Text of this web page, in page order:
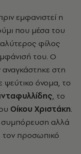
που μέσα του
φίλος
του. Ο
αναγκάστηκε στη
όνομα, το
, το
Οίκου Χριστάκη.
συμπόρευση αλλά
τον προσωπικό